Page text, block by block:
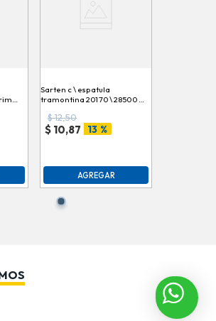
Sarten c \ espatula
tramontina 20170 \ 28500 \
$12,50
$ 10,87 13 %
AGREGAR